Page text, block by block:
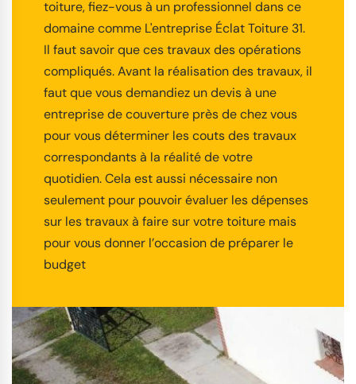
toiture, fiez-vous à un professionnel dans ce
domaine comme L'entreprise Éclat Toiture 31.
Il faut savoir que ces travaux des opérations
compliqués. Avant la réalisation des travaux, il
faut que vous demandiez un devis à une
entreprise de couverture près de chez vous
pour vous déterminer les couts des travaux
correspondants à la réalité de votre
quotidien. Cela est aussi nécessaire non
seulement pour pouvoir évaluer les dépenses
sur les travaux à faire sur votre toiture mais
pour vous donner l’occasion de préparer le
budget